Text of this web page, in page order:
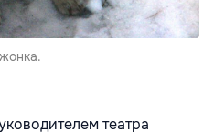
театра